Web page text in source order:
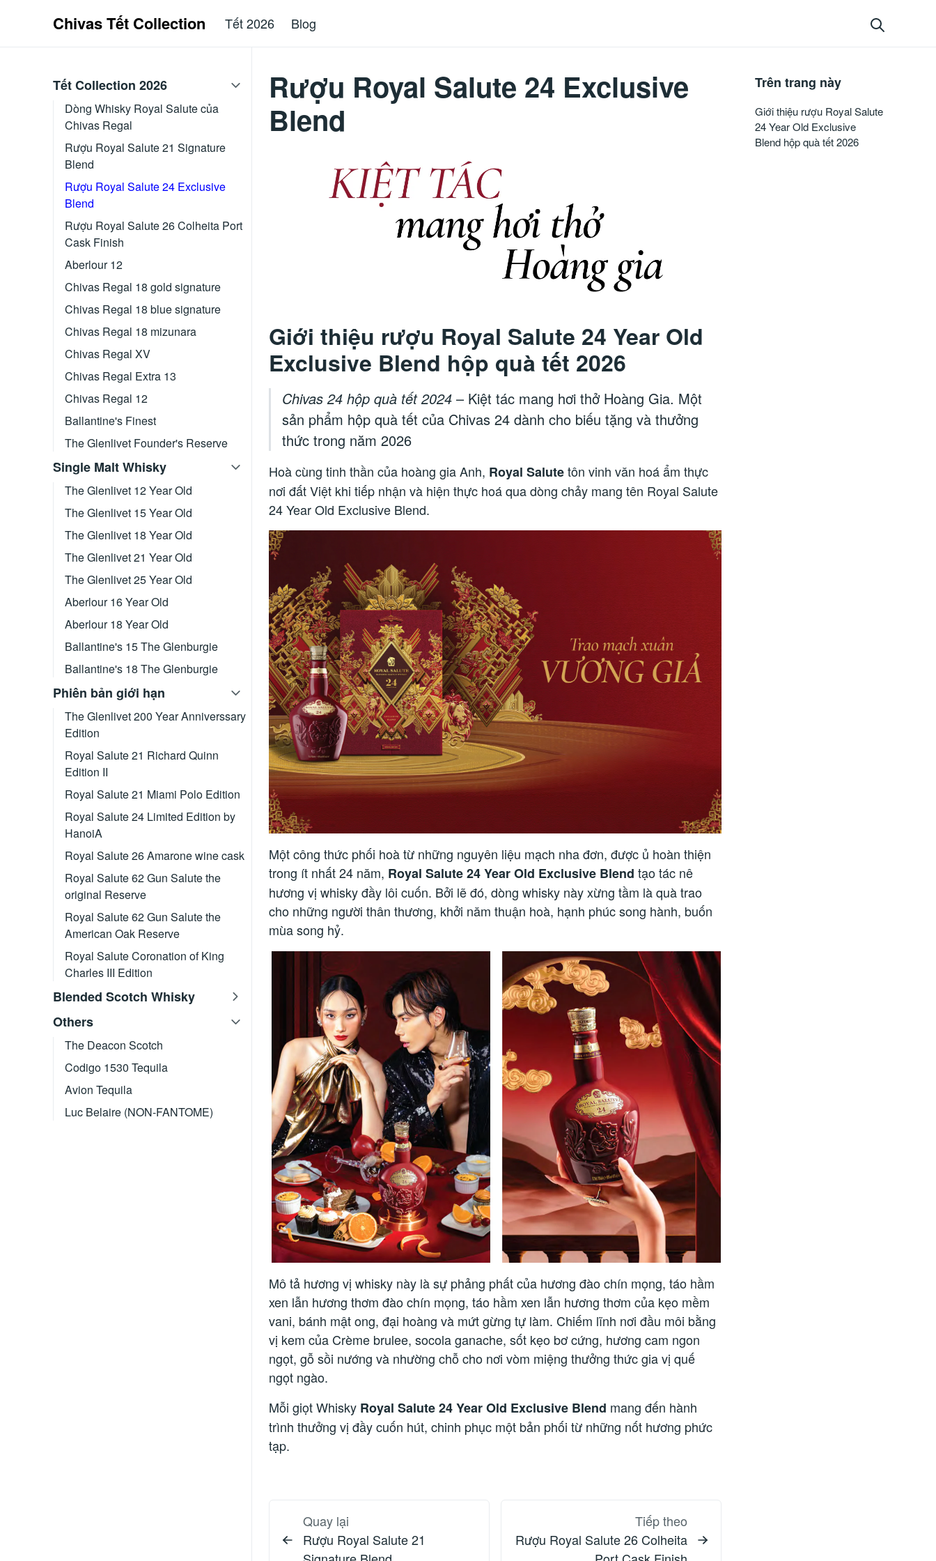
Chivas Tết Collection Tết 2026 Blog
Tết Collection 2026
Dòng Whisky Royal Salute của
Chivas Regal
Rượu Royal Salute 21 Signature
Blend
Rượu Royal Salute 24 Exclusive
Blend
Rượu Royal Salute 26 Colheita Port
Cask Finish
Aberlour 12
Chivas Regal 18 gold signature
Chivas Regal 18 blue signature
Chivas Regal 18 mizunara
Chivas Regal XV
Chivas Regal Extra 13
Chivas Regal 12
Ballantine's Finest
The Glenlivet Founder's Reserve
Single Malt Whisky
The Glenlivet 12 Year Old
The Glenlivet 15 Year Old
The Glenlivet 18 Year Old
The Glenlivet 21 Year Old
The Glenlivet 25 Year Old
Aberlour 16 Year Old
Aberlour 18 Year Old
Ballantine's 15 The Glenburgie
Ballantine's 18 The Glenburgie
Phiên bản giới hạn
The Glenlivet 200 Year Anniverssary
Edition
Royal Salute 21 Richard Quinn
Edition II
Royal Salute 21 Miami Polo Edition
Royal Salute 24 Limited Edition by
HanoiA
Royal Salute 26 Amarone wine cask
Royal Salute 62 Gun Salute the
original Reserve
Royal Salute 62 Gun Salute the
American Oak Reserve
Royal Salute Coronation of King
Charles III Edition
Blended Scotch Whisky
Others
The Deacon Scotch
Codigo 1530 Tequila
Avion Tequila
Luc Belaire (NON-FANTOME)
Trên trang này
Giới thiệu rượu Royal Salute
24 Year Old Exclusive
Blend hộp quà tết 2026
Rượu Royal Salute 24 Exclusive
Blend
Giới thiệu rượu Royal Salute 24 Year Old
Exclusive Blend hộp quà tết 2026
Chivas 24 hộp quà tết 2024 – Kiệt tác mang hơi thở Hoàng Gia. Một
sản phẩm hộp quà tết của Chivas 24 dành cho biếu tặng và thưởng
thức trong năm 2026
Hoà cùng tinh thần của hoàng gia Anh, Royal Salutetôn vinh văn hoá ẩm thực
nơi đất Việt khi tiếp nhận và hiện thực hoá qua dòng chảy mang tên Royal Salute
24 Year Old Exclusive Blend.
Một công thức phối hoà từ những nguyên liệu mạch nha đơn, được ủ hoàn thiện
trong ít nhất 24 năm, Royal Salute 24 Year Old Exclusive Blend tạo tác nê
hương vị whisky đầy lôi cuốn. Bởi lẽ đó, dòng whisky này xừng tầm là quà trao
cho những người thân thương, khởi năm thuận hoà, hạnh phúc song hành, buốn
mùa song hỷ.
Mô tả hương vị whisky này là sự phảng phất của hương đào chín mọng, táo hầm
xen lẫn hương thơm đào chín mọng, táo hầm xen lẫn hương thơm của kẹo mềm
vani, bánh mật ong, đại hoàng và mứt gừng tự làm. Chiếm lĩnh nơi đầu môi bằng
vị kem của Crème brulee, socola ganache, sốt kẹo bơ cứng, hương cam ngon
ngọt, gỗ sồi nướng và nhường chỗ cho nơi vòm miệng thưởng thức gia vị quế
ngọt ngào.
Mỗi giọt Whisky Royal Salute 24 Year Old Exclusive Blend mang đến hành
trình thưởng vị đầy cuốn hút, chinh phục một bản phối từ những nốt hương phức
tạp.
Quay lại
Rượu Royal Salute 21
Tiếp theo
Rượu Royal Salute 26 Colheita